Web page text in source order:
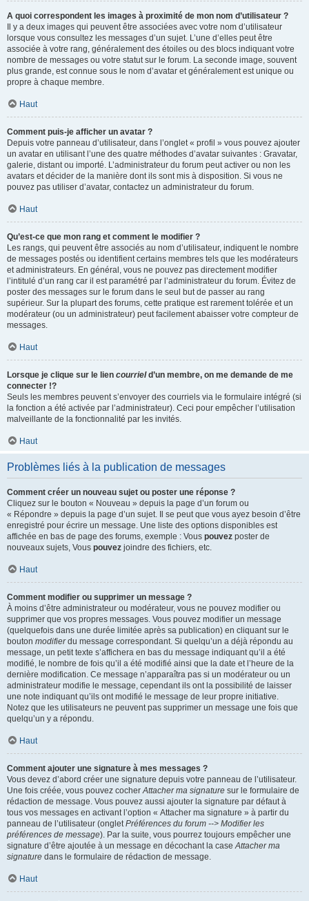
A quoi correspondent les images à proximité de mon nom d’utilisateur ?
Il y a deux images qui peuvent être associées avec votre nom d’utilisateur
lorsque vous consultez les messages d’un sujet. L’une d’elles peut être
associée à votre rang, généralement des étoiles ou des blocs indiquant votre
nombre de messages ou votre statut sur le forum. La seconde image, souvent
plus grande, est connue sous le nom d’avatar et généralement est unique ou
propre à chaque membre.
Haut
Comment puis-je afficher un avatar ?
Depuis votre panneau d’utilisateur, dans l’onglet « profil » vous pouvez ajouter
un avatar en utilisant l’une des quatre méthodes d’avatar suivantes : Gravatar,
galerie, distant ou importé. L’administrateur du forum peut activer ou non les
avatars et décider de la manière dont ils sont mis à disposition. Si vous ne
pouvez pas utiliser d’avatar, contactez un administrateur du forum.
Haut
Qu’est-ce que mon rang et comment le modifier ?
Les rangs, qui peuvent être associés au nom d’utilisateur, indiquent le nombre
de messages postés ou identifient certains membres tels que les modérateurs
et administrateurs. En général, vous ne pouvez pas directement modifier
l’intitulé d’un rang car il est paramétré par l’administrateur du forum. Évitez de
poster des messages sur le forum dans le seul but de passer au rang
supérieur. Sur la plupart des forums, cette pratique est rarement tolérée et un
modérateur (ou un administrateur) peut facilement abaisser votre compteur de
messages.
Haut
Lorsque je clique sur le lien courrield’un membre, on me demande de me
connecter !?
Seuls les membres peuvent s’envoyer des courriels via le formulaire intégré (si
la fonction a été activée par l’administrateur). Ceci pour empêcher l’utilisation
malveillante de la fonctionnalité par les invités.
Haut
Problèmes liés à la publication de messages
Comment créer un nouveau sujet ou poster une réponse ?
Cliquez sur le bouton « Nouveau » depuis la page d’un forum ou
« Répondre » depuis la page d’un sujet. Il se peut que vous ayez besoin d’être
enregistré pour écrire un message. Une liste des options disponibles est
affichée en bas de page des forums, exemple : Vous pouvez poster de
nouveaux sujets, Vous pouvez joindre des fichiers, etc.
Haut
Comment modifier ou supprimer un message ?
À moins d’être administrateur ou modérateur, vous ne pouvez modifier ou
supprimer que vos propres messages. Vous pouvez modifier un message
(quelquefois dans une durée limitée après sa publication) en cliquant sur le
bouton modifierdu message correspondant. Si quelqu’un a déjà répondu au
message, un petit texte s’affichera en bas du message indiquant qu’il a été
modifié, le nombre de fois qu’il a été modifié ainsi que la date et l’heure de la
dernière modification. Ce message n’apparaîtra pas si un modérateur ou un
administrateur modifie le message, cependant ils ont la possibilité de laisser
une note indiquant qu’ils ont modifié le message de leur propre initiative.
Notez que les utilisateurs ne peuvent pas supprimer un message une fois que
quelqu’un y a répondu.
Haut
Comment ajouter une signature à mes messages ?
Vous devez d’abord créer une signature depuis votre panneau de l’utilisateur.
Une fois créée, vous pouvez cocherAttacher ma signature sur le formulaire de
rédaction de message. Vous pouvez aussi ajouter la signature par défaut à
tous vos messages en activant l’option « Attacher ma signature » à partir du
panneau de l’utilisateur (ongletPréférences du forum --> Modifier les
préférences de message). Par la suite, vous pourrez toujours empêcher une
signature d’être ajoutée à un message en décochant la caseAttacher ma
signature dans le formulaire de rédaction de message.
Haut